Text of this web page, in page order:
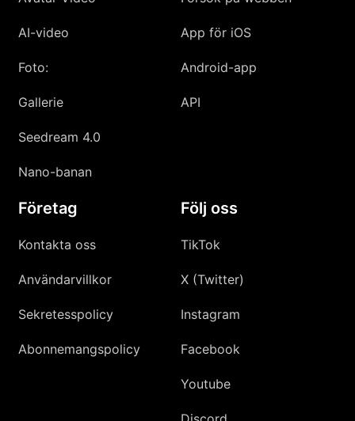
AI-video
Foto:
Gallerie
Seedream 4.0
Nano-banan
App för iOS
Android-app
API
Företag
Kontakta oss
Användarvillkor
Sekretesspolicy
Abonnemangspolicy
Följ oss
TikTok
X (Twitter)
Instagram
Facebook
Youtube